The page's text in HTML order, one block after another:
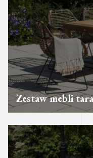
Zestaw mebli